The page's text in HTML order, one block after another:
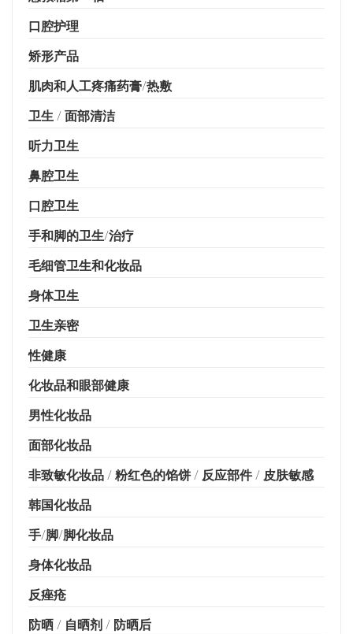
口腔护理
矫形产品
肌肉和人工疼痛药膏/热敷
卫生 / 面部清洁
听力卫生
鼻腔卫生
口腔卫生
手和脚的卫生/治疗
毛细管卫生和化妆品
身体卫生
卫生亲密
性健康
化妆品和眼部健康
男性化妆品
面部化妆品
非致敏化妆品 / 粉红色的馅饼 / 反应部件 / 皮肤敏感
韩国化妆品
手/脚/脚化妆品
身体化妆品
反痤疮
防晒 / 自晒剂 / 防晒后